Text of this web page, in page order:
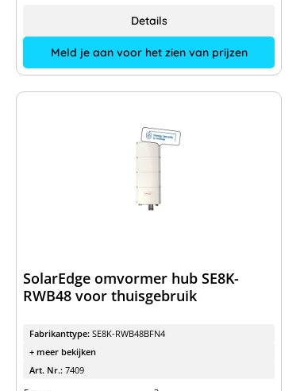
Meld je aan voor het zien van prijzen
Details
SolarEdge omvormer hub SE8K-
RWB48 voor thuisgebruik
Fabrikanttype: SE8K-RWB48BFN4
+ meer bekijken
Art. Nr.: 7409